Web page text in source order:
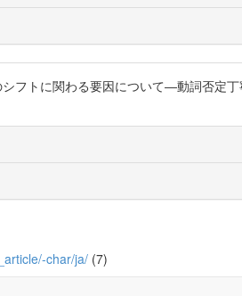
フトに関わる要因について―動詞否
char/ja/ (7)